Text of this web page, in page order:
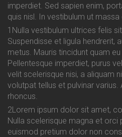
imperdiet. Sed sapien enim,
quis nisl. In vestibulum ut massa
1 Nulla vestibulum ultrices felis
Suspendisse et ligula hendrerit,
metus. Mauris tincidunt quam eu
Pellentesque imperdiet, purus
velit scelerisque nisi, a aliquam
volutpat tellus et pulvinar
rhoncus.
2Lorem ipsum dolor sit amet,
Nulla scelerisque magna et
euismod pretium dolor non